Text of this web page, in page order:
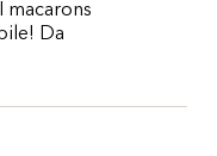
macarons
Da